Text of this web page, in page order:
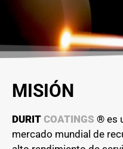
MISIÓN
DURIT COATINGS ® es
mercado mundial de